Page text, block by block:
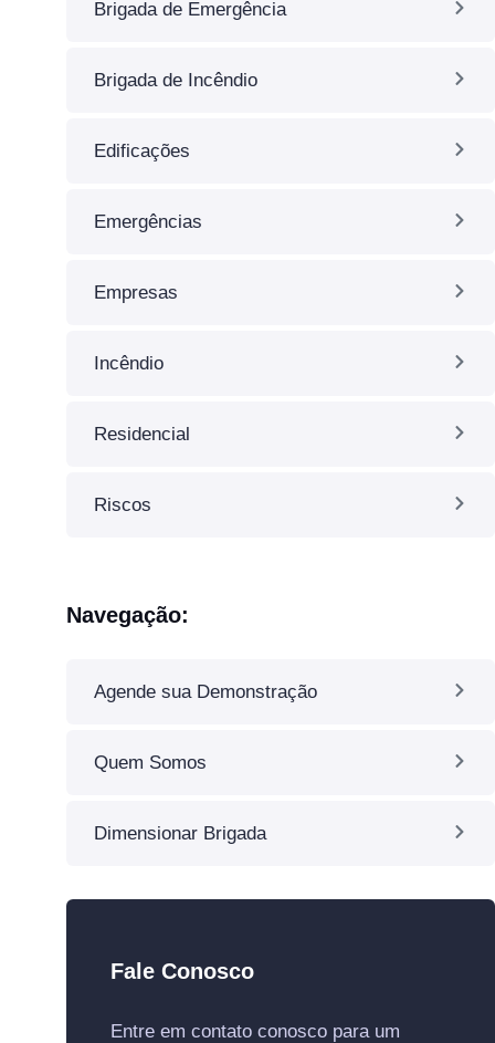
Brigada de Emergência
Brigada de Incêndio
Edificações
Emergências
Empresas
Incêndio
Residencial
Riscos
Navegação:
Agende sua Demonstração
Quem Somos
Dimensionar Brigada
Fale Conosco
Entre em contato conosco para um